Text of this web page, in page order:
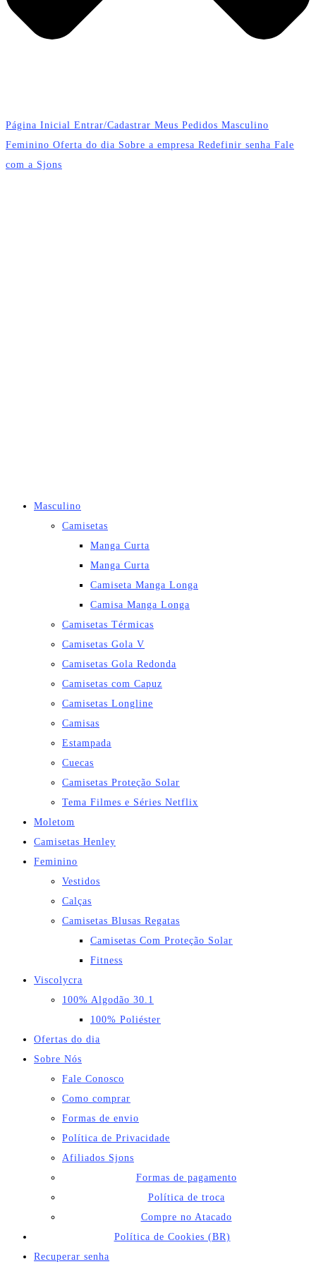
Página Inicial Entrar/Cadastrar Meus Pedidos Masculino
Feminino Oferta do dia Sobre a empresa Redefinir senha Fale
com a Sjons
Masculino
Camisetas
Manga Curta
Manga Curta
Camiseta Manga Longa
Camisa Manga Longa
Camisetas Térmicas
Camisetas Gola V
Camisetas Gola Redonda
Camisetas com Capuz
Camisetas Longline
Camisas
Estampada
Cuecas
Camisetas Proteção Solar
Tema Filmes e Séries Netflix
Moletom
Camisetas Henley
Feminino
Vestidos
Calças
Camisetas Blusas Regatas
Camisetas Com Proteção Solar
Fitness
Viscolycra
100% Algodão 30.1
100% Poliéster
Ofertas do dia
Sobre Nós
Fale Conosco
Como comprar
Formas de envio
Política de Privacidade
Afiliados Sjons
Formas de pagamento
Política de troca
Compre no Atacado
Política de Cookies (BR)
Recuperar senha